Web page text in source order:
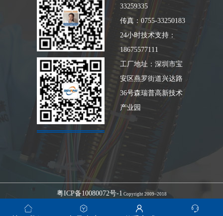
33259335
传真：0755-33250183
24小时技术支持：
18675577111
工厂地址：深圳市宝
安区燕罗街道兴达路
36号森瑞普高新技术
产业园
粤ICP备10080072号-1 Copyright 2009~2018